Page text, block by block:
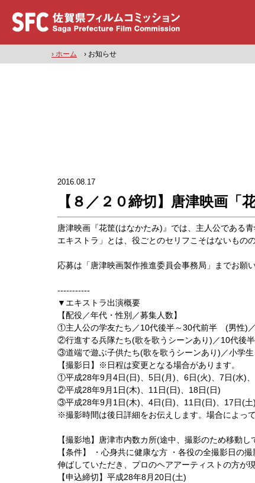
› ホーム › お知らせ
2016.08.17
【８／２０締切】唐津映画「
唐津映画『花筐(はなかたみ)』では、主人公である
エキストラ」とは、役ごとのセリフこそはないもの
応募は「唐津映画製作推進委員会事務局」までお願い
-----------
▼エキストラ出演概要
【配役／年代・性別／募集人数】
①主人公の学友たち／10代後半～30代前半 (男性)
②行進する兵隊たち(歌を歌うシーンあり)／10代後
③道端で遊ぶ子供たち(歌を歌うシーンあり)／小学
【撮影日】※日程は変更となる場合があります。
①平成28年9月4日(日)、5日(月)、6日(火)、7日(水)
②平成28年9月1日(木)、11日(日)、18日(日)
③平成28年9月1日(木)、4日(日)、11日(日)、17日(土
※撮影時間は後日詳細をお伝えします。場合によっ
【撮影地】唐津市内数カ所(途中、撮影のため移動
【条件】 ・心身共に健康な方 ・各役の全撮影日の
伸ばしていただき、プロのヘアアーティストの方が
【申込締切】平成28年8月20日(土)